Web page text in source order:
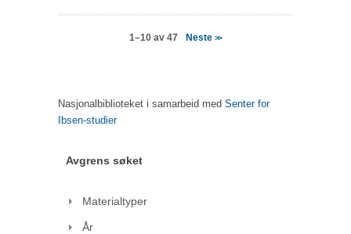
1–10 av 47 Neste>>
Nasjonalbiblioteket i samarbeid med Senter for
Ibsen-studier
Avgrens søket
Materialtyper
År